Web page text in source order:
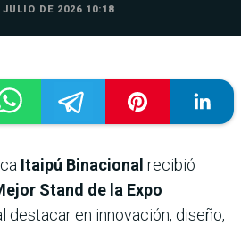
JULIO DE 2026 10:18
Itaipú Binacional recibió
Stand de la Expo
destacar en innovación, diseño,